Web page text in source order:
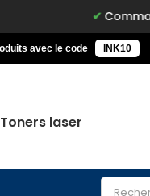
Commandez
avec le code INK10
Toners laser